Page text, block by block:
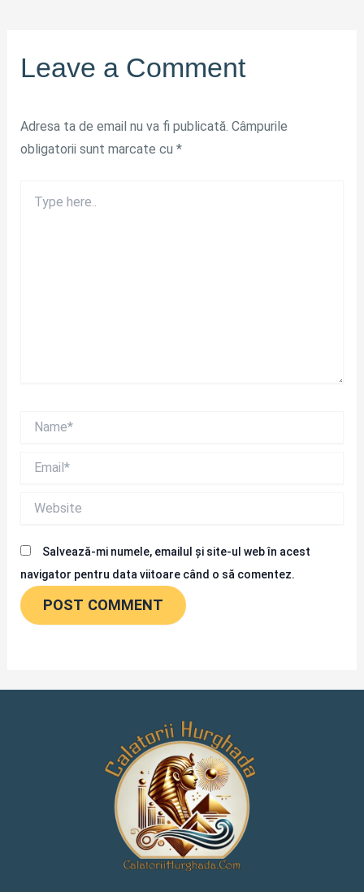
Leave a Comment
Adresa ta de email nu va fi publicată. Câmpurile
obligatorii sunt marcate cu *
here..
Salvează-mi numele, emailul și site-ul web în acest
navigator pentru data viitoare când o să comentez.